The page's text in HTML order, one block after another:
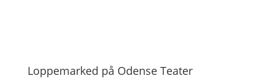
Loppemarked på Odense Teater